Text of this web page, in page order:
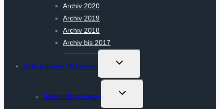
Archiv 2020
Archiv 2019
Archiv 2018
Archiv bis 2017
Anlaufstellen / Adressen
Untermenü
Selbsthilfegruppen
Untermenü